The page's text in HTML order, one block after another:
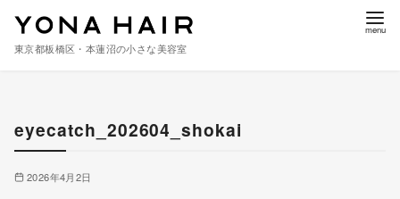
東京都板橋区・本蓮沼の小さな美容室
eyecatch_202604_shokai
2026年4月2日